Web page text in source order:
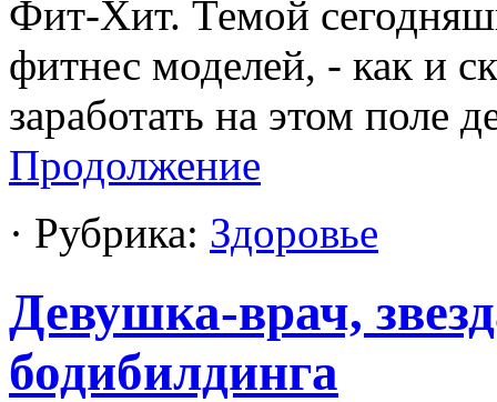
Фит-Хит. Темой
фитнес моделей, - как и
заработать на этом поле
Продолжение
· Рубрика: Здоровье
Девушка-врач,
бодибилдинга